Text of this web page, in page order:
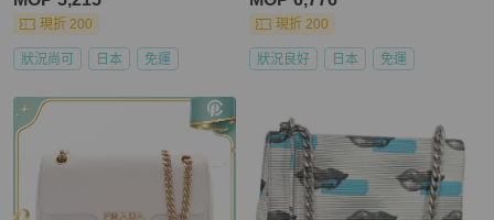
現折 200
狀況尚可 日本 免運
現折 200
狀況良好 日本 免運